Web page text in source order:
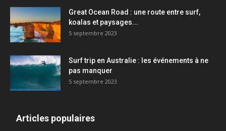
Great Ocean Road : une route entre surf,
koalas et paysages...
5 septembre 2023
Surf trip en Australie : les événements à ne
pas manquer
5 septembre 2023
Articles populaires